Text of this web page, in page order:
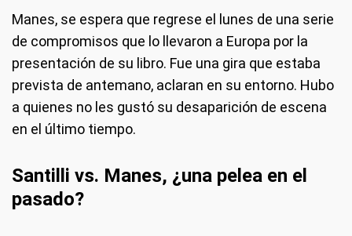
Manes, se espera que regrese el lunes de una serie
de compromisos que lo llevaron a Europa por la
presentación de su libro. Fue una gira que estaba
prevista de antemano, aclaran en su entorno. Hubo
a quienes no les gustó su desaparición de escena
en el último tiempo.
Santilli vs. Manes, ¿una pelea en el
pasado?